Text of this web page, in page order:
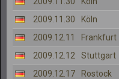
2009.11.30
Köln
2009.12.11
Frankfurt
2009.12.12
Stuttgart
2009.12.17
Rostock